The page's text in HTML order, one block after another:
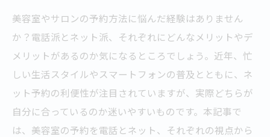
美容室やサロンの予約方法に悩んだ経験はありません
か？電話派とネット派、それぞれにどんなメリットやデ
メリットがあるのか気になるところでしょう。近年、忙
しい生活スタイルやスマートフォンの普及とともに、ネ
ット予約の利便性が注目されていますが、実際どちらが
自分に合っているのか迷いやすいものです。本記事で
は、美容室の予約を電話とネット、それぞれの視点から